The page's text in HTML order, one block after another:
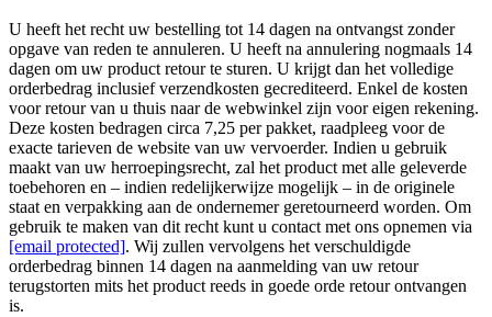
U heeft het recht uw bestelling tot 14 dagen na ontvangst zonder
opgave van reden te annuleren. U heeft na annulering nogmaals 14
dagen om uw product retour te sturen. U krijgt dan het volledige
orderbedrag inclusief verzendkosten gecrediteerd. Enkel de kosten
voor retour van u thuis naar de webwinkel zijn voor eigen rekening.
Deze kosten bedragen circa 7,25 per pakket, raadpleeg voor de
exacte tarieven de website van uw vervoerder. Indien u gebruik
maakt van uw herroepingsrecht, zal het product met alle geleverde
toebehoren en – indien redelijkerwijze mogelijk – in de originele
staat en verpakking aan de ondernemer geretourneerd worden. Om
gebruik te maken van dit recht kunt u contact met ons opnemen via
[email protected]. Wij zullen vervolgens het verschuldigde
orderbedrag binnen 14 dagen na aanmelding van uw retour
terugstorten mits het product reeds in goede orde retour ontvangen
is.